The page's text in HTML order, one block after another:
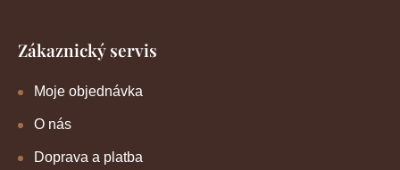
Zákaznický servis
Moje objednávka
O nás
Doprava a platba